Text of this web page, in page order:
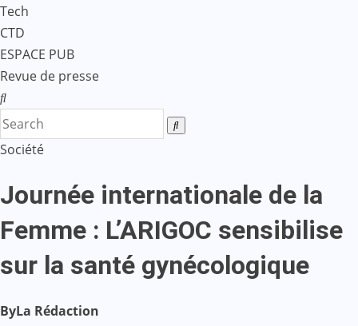
Tech
CTD
ESPACE PUB
Revue de presse
Société
Journée internationale de la
Femme : L’ARIGOC sensibilise
sur la santé gynécologique
ByLa Rédaction